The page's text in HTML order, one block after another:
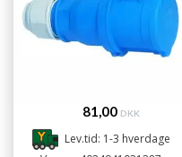
81,00 DKK
Lev.tid: 1-3 hverdage